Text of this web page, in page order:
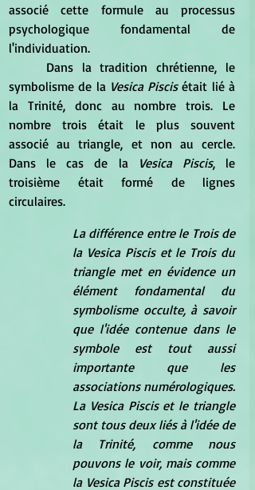
associé cette formule au processus
psychologique fondamental de
l'individuation.
symbolisme de la Vesica Piscis était lié à
la Trinité, donc au nombre trois. Le
nombre trois était le plus souvent
associé au triangle, et non au cercle.
Dans le cas de la Vesica Piscis, le
troisième était formé de lignes
circulaires.
La différence entre le Trois de
la Vesica Piscis et le Trois du
triangle met en évidence un
élément fondamental du
symbolisme occulte, à savoir
que l'idée contenue dans le
symbole est tout aussi
importante que les
associations numérologiques.
La Vesica Piscis et le triangle
sont tous deux liés à l'idée de
la Trinité, comme nous
pouvons le voir, mais comme
la Vesica Piscis est constituée